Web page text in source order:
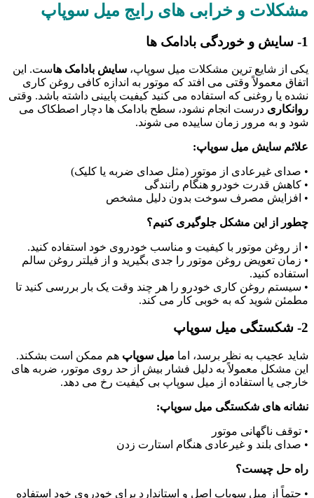
مشکلات و خرابی های رایج میل سوپاپ
1- سایش و خوردگی بادامک ها
یکی از شایع ترین مشکلات میل سوپاپ، سایش بادامک هاست. این
اتفاق معمولاً وقتی می افتد که موتور به اندازه کافی روغن کاری
نشده یا روغنی که استفاده می کنید کیفیت پایینی داشته باشد. وقتی
روانکاری درست انجام نشود، سطح بادامک ها دچار اصطکاک می
شود و به مرور زمان ساییده می شوند.
علائم سایش میل سوپاپ:
• صدای غیرعادی از موتور (مثل صدای ضربه یا کلیک)
• کاهش قدرت خودرو هنگام رانندگی
• افزایش مصرف سوخت بدون دلیل مشخص
چطور از این مشکل جلوگیری کنیم؟
• از روغن موتور با کیفیت و مناسب خودروی خود استفاده کنید.
• زمان تعویض روغن موتور را جدی بگیرید و از فیلتر روغن سالم
استفاده کنید.
• سیستم روغن کاری خودرو را هر چند وقت یک بار بررسی کنید تا
مطمئن شوید که به خوبی کار می کند.
2- شکستگی میل سوپاپ
شاید عجیب به نظر برسد، اما میل سوپاپ هم ممکن است بشکند.
این مشکل معمولاً به دلیل فشار بیش از حد روی موتور، ضربه های
خارجی یا استفاده از میل سوپاپ بی کیفیت رخ می دهد.
نشانه های شکستگی میل سوپاپ:
• توقف ناگهانی موتور
• صدای بلند و غیرعادی هنگام استارت زدن
راه حل چیست؟
• حتماً از میل سوپاپ اصل و استاندارد برای خودروی خود استفاده